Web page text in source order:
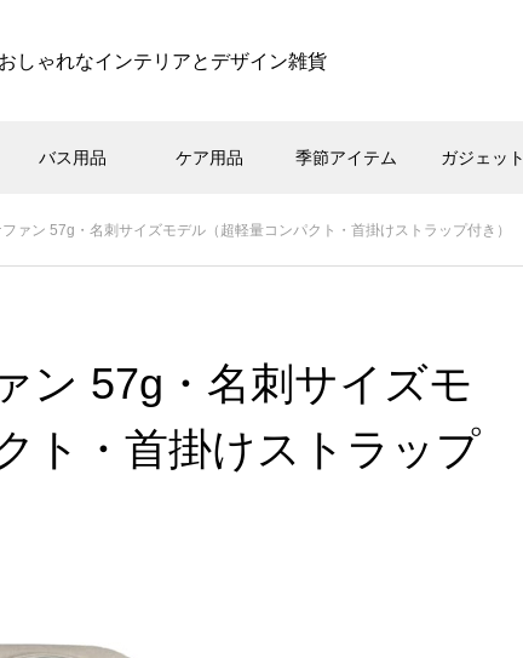
しゃれなインテリアとデザイン雑貨
バス用品 ケア用品 季節アイテム ガジェット
ファン 57g・名刺サイズモデル（超軽量コンパクト・首掛けストラップ付き）
ン 57g・名刺サイズモ
ト・首掛けストラップ